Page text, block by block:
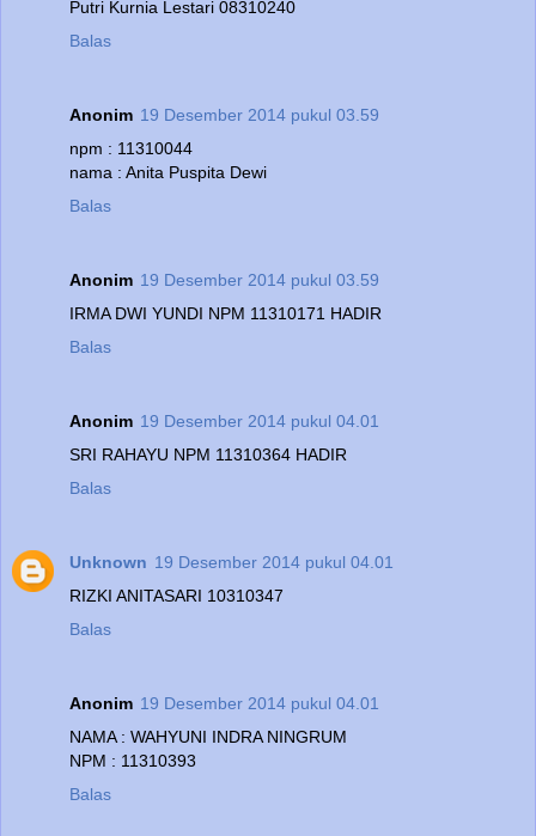
Putri Kurnia Lestari 08310240
Balas
Anonim 19 Desember 2014 pukul 03.59
npm : 11310044
nama : Anita Puspita Dewi
Balas
Anonim 19 Desember 2014 pukul 03.59
IRMA DWI YUNDI NPM 11310171 HADIR
Balas
Anonim 19 Desember 2014 pukul 04.01
SRI RAHAYU NPM 11310364 HADIR
Balas
Unknown 19 Desember 2014 pukul 04.01
RIZKI ANITASARI 10310347
Balas
Anonim 19 Desember 2014 pukul 04.01
NAMA : WAHYUNI INDRA NINGRUM
NPM : 11310393
Balas